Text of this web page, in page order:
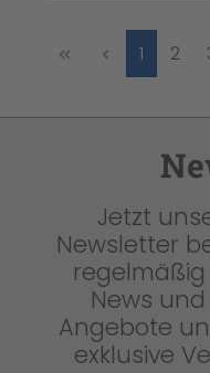
Seite
1 Seite
2
Jetzt
Newsletter
News
Angebote
exklusive